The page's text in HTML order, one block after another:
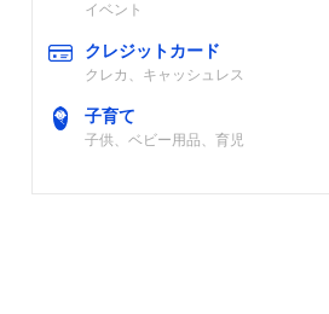
イベント
クレジットカード
クレカ、キャッシュレス
子育て
子供、ベビー用品、育児